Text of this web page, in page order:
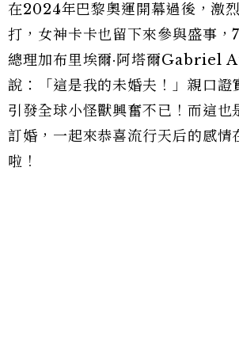
在2024年巴黎奧運開幕過後，激
打，女神卡卡也留下來參與盛事
總理加布里埃爾·阿塔爾Gabriel
說：「這是我的未婚夫！」親口證
引發全球小怪獸興奮不已！而這也
訂婚，一起來恭喜流行天后的感情
啦！